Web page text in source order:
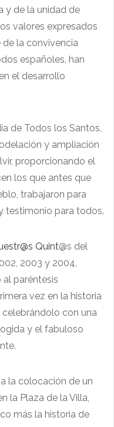
y de la unidad de
valores expresados
de la convivencia
españoles, han
el desarrollo
de Todos los Santos,
y ampliación
proporcionando el
los que antes que
trabajaron para
testimonio para todos.
Quint@s del
2003 y 2004,
paréntesis
vez en la historia
con una
y el fabuloso
la colocación de un
la Plaza de la Villa,
más la historia de